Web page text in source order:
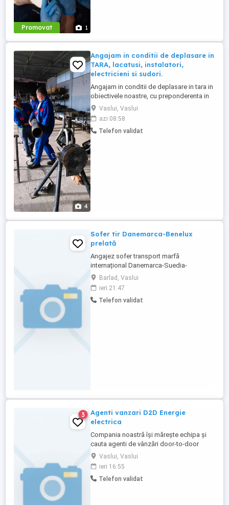
Promovat 1
4
Angajam in conditii de deplasare in
TARA, lacatusi, instalatori,
electricieni si sudori.
Angajam in conditii de deplasare in tara in
obiectivele noastre, cu preponderenta in
Bucuresti. - Se asigura cazare, diurna si
decontarea tuturor cheltuielilor, inclusiv
transport. - Cazare de foarte buna calitate,
Pensiuni, Motel, Apartamente de foarte
Vaslui, Vaslui
azi 08:58
Telefon validat
Sofer tir Danemarca-Benelux
prelată
Angajez sofer transport marfă
internațional Danemarca-Suedia-
Germania. Maxim 8-9 mii km pe lună
Bonus consum motorină. Program de zi.
Plecare cu camionul din Ro Barlad. 3100
salariu&diurna
Barlad, Vaslui
ieri 21:47
Telefon validat
3
Agenti vanzari D2D Energie
electrica
Compania noastră își mărește echipa și
cauta agenti de vânzări door-to-door
pentru promovarea și încheierea
contractele de energie electrica și gaze
naturale. Ce vei face: -Prezinti ofertele de
energie și gaze naturale către clienți
Vaslui, Vaslui
ieri 16:55
Telefon validat